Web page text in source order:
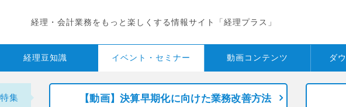
経理・会計業務をもっと楽しくする情報サイト「経理プラス」
経理豆知識 イベント・ セミナー 動画コンテンツ ダ
集 【動画】決算早期化に向けた業務改善方法